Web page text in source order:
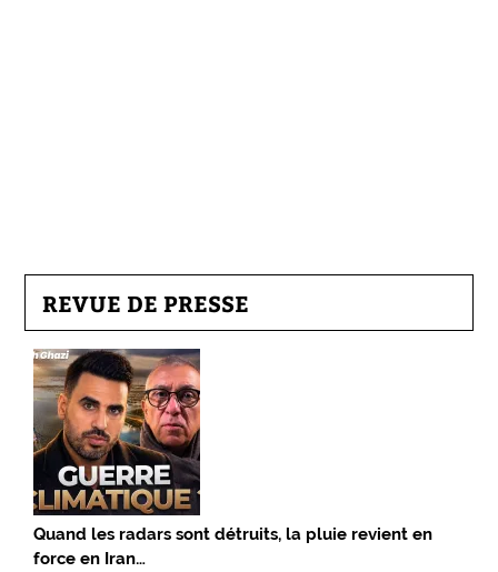
REVUE DE PRESSE
Quand les radars sont détruits, la pluie revient en
force en Iran…